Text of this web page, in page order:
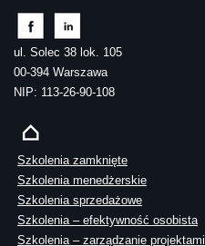
ul. Solec 38 lok. 105
00-394 Warszawa
NIP: 113-26-90-108
Szkolenia zamknięte
Szkolenia menedżerskie
Szkolenia sprzedażowe
Szkolenia – efektywność osobista
Szkolenia – zarządzanie projektami